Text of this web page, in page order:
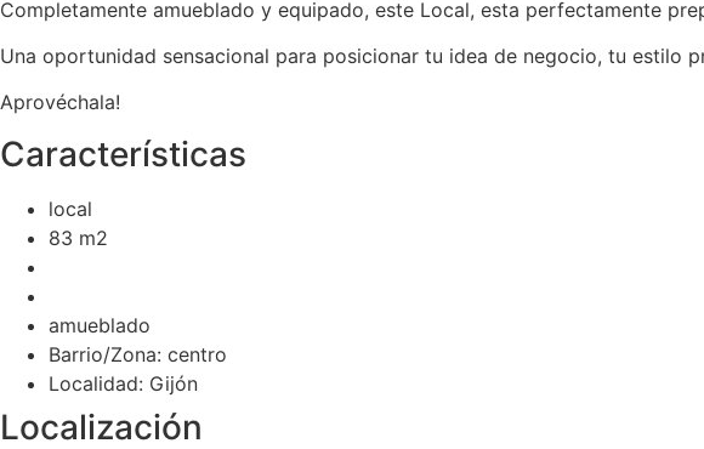
Completamente amueblado y equipado, este Local, esta perfectamente
Una oportunidad sensacional para posicionar tu idea de negocio, tu estilo
Aprovéchala!
Características
local
83 m2
amueblado
Barrio/Zona: centro
Localidad: Gijón
Localización